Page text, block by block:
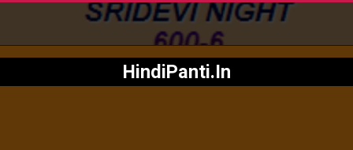
HindiPanti.In